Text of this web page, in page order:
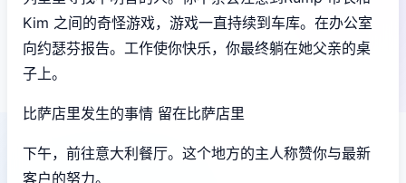
Kim 之间的奇怪游戏，游戏一直持续到车库。在办公室
向约瑟芬报告。工作使你快乐，你最终躺在她父亲的桌
子上。
比萨店里发生的事情 留在比萨店里
下午，前往意大利餐厅。这个地方的主人称赞你与最新
客户的努力。